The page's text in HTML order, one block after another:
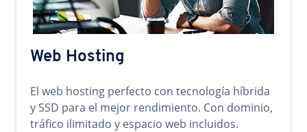
Web Hosting
El web hosting perfecto con tecnología híbrida
y SSD para el mejor rendimiento. Con dominio,
tráfico ilimitado y espacio web incluidos.